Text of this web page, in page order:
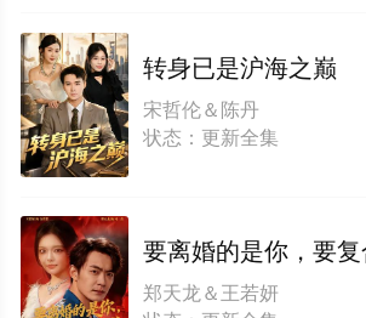
转身已是沪海之巅
宋哲伦＆陈丹
状态：更新全集
郑天龙＆王若妍